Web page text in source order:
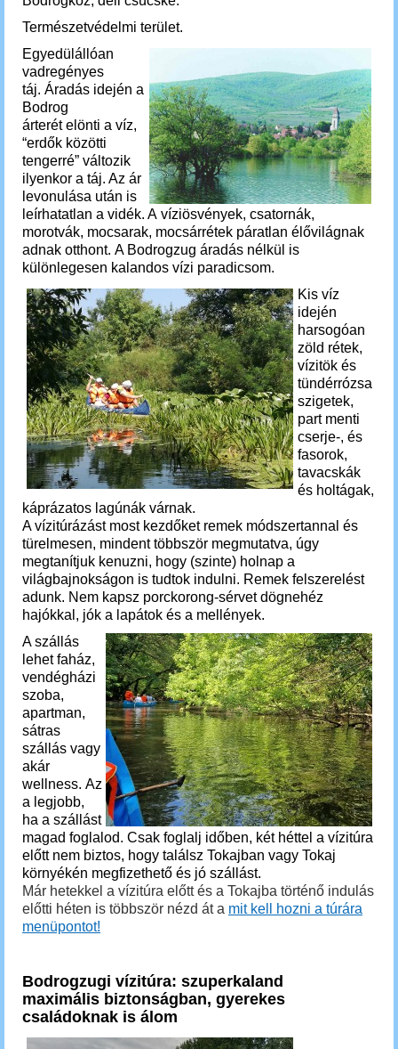
Természetvédelmi terület.
Egyedülállóan
vadregényes
táj. Áradás idején a
Bodrog
árterét elönti a víz,
“erdők közötti
tengerré” változik
ilyenkor a táj. Az ár
levonulása után is
leírhatatlan a vidék. A víziösvények, csatornák,
morotvák, mocsarak, mocsárrétek páratlan élővilágnak
adnak otthont. A Bodrogzug áradás nélkül is
különlegesen kalandos vízi paradicsom.
Kis víz
idején
harsogóan
zöld rétek,
vízitök és
tündérrózsa
szigetek,
part menti
cserje-, és
fasorok,
tavacskák
és holtágak,
káprázatos lagúnák várnak.
A vízitúrázást most kezdőket remek módszertannal és
türelmesen, mindent többször megmutatva, úgy
megtanítjuk kenuzni, hogy (szinte) holnap a
világbajnokságon is tudtok indulni. Remek felszerelést
adunk. Nem kapsz porckorong-sérvet dögnehéz
hajókkal, jók a lapátok és a mellények.
A szállás
lehet faház,
vendégházi
szoba,
apartman,
sátras
szállás vagy
akár
wellness. Az
a legjobb,
ha a szállást
magad foglalod. Csak foglalj időben, két héttel a vízitúra
előtt nem biztos, hogy találsz Tokajban vagy Tokaj
környékén megfizethető és jó szállást.
Már hetekkel a vízitúra előtt és a Tokajba történő indulás
előtti héten is többször nézd át a mit kell hozni a túrára
menüpontot!
Bodrogzugi vízitúra: szuperkaland
maximális biztonságban, gyerekes
családoknak is álom